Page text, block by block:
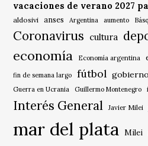
vacaciones de verano 2027
aldosivi anses Argentina aumento
Coronavirus cultura
economía Economía argentina
fin de semana largo fútbol
Guerra en Ucrania Guillermo Montenegro
Interés General Javier Milei
mar del plata Milei